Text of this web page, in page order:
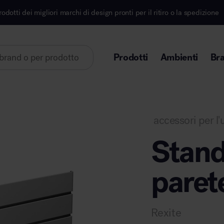
di design pronti per il ritiro o la spedizione
Prodotti Ambienti
Area direzionale
accessori per
Rexite